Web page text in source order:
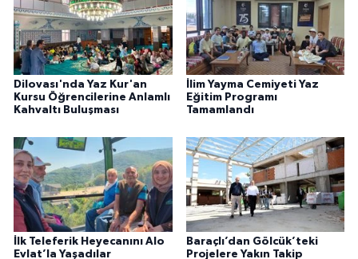
Dilovası'nda Yaz Kur'an
Kursu Öğrencilerine Anlamlı
Kahvaltı Buluşması
İlim Yayma Cemiyeti Yaz
Eğitim Programı
Tamamlandı
İlk Teleferik Heyecanını Alo
Evlat’la Yaşadılar
Baraçlı’dan Gölcük’teki
Projelere Yakın Takip